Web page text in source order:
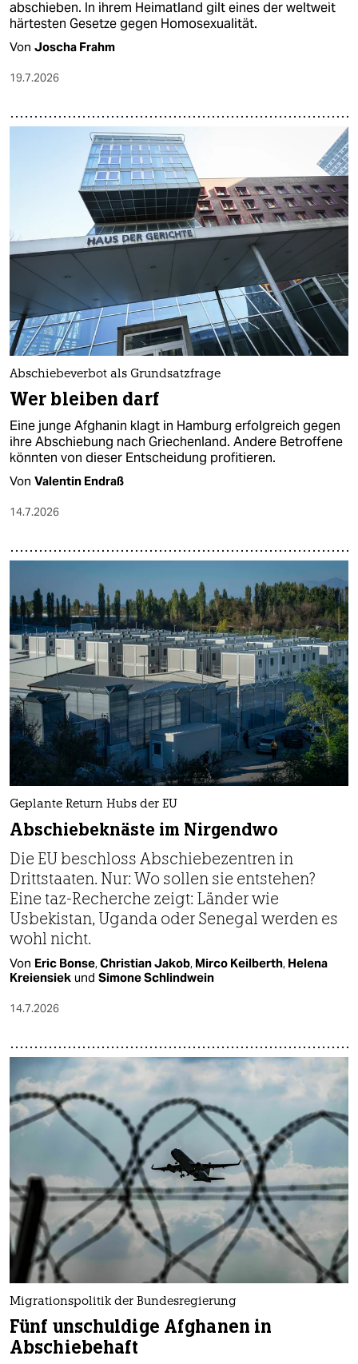
abschieben. In ihrem Heimatland gilt eines der weltweit
härtesten Gesetze gegen Homosexualität.
Von Joscha Frahm
19.7.2026
Abschiebeverbot als Grundsatzfrage
Wer bleiben darf
Eine junge Afghanin klagt in Hamburg erfolgreich gegen
ihre Abschiebung nach Griechenland. Andere Betroffene
könnten von dieser Entscheidung profitieren.
Von Valentin Endraß
14.7.2026
Geplante Return Hubs der EU
Abschiebeknäste im Nirgendwo
Die EU beschloss Abschiebezentren in
Drittstaaten. Nur: Wo sollen sie entstehen?
Eine taz-Recherche zeigt: Länder wie
Usbekistan, Uganda oder Senegal werden es
wohl nicht.
Von Eric Bonse,Christian Jakob, Mirco Keilberth, Helena
Kreiensiek und Simone Schlindwein
14.7.2026
Migrationspolitik der Bundesregierung
Fünf unschuldige Afghanen in
Abschiebehaft